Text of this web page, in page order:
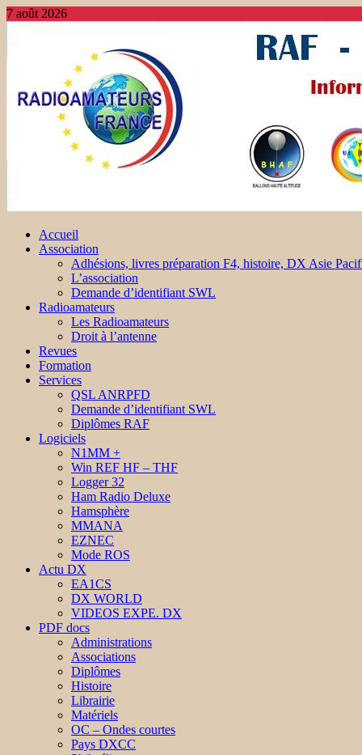
7 août 2026
Accueil
Association
Adhésions, livres préparation F4, histoire, DX Asie
L’association
Demande d’identifiant SWL
Radioamateurs
Les Radioamateurs
Droit à l’antenne
Revues
Formation
Services
QSL ANRPFD
Demande d’identifiant SWL
Diplômes RAF
Logiciels
N1MM +
Win REF HF – THF
Logger 32
Ham Radio Deluxe
Hamsphère
MMANA
EZNEC
Mode ROS
Actu DX
EA1CS
DX WORLD
VIDEOS EXPE. DX
PDF docs
Administrations
Associations
Diplômes
Histoire
Librairie
Matériels
OC – Ondes courtes
Pays DXCC